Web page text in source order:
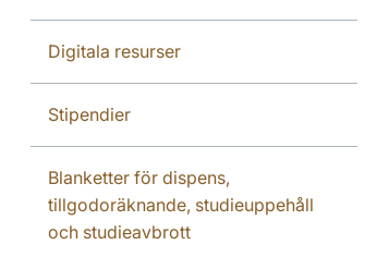
Digitala resurser
Stipendier
Blanketter för dispens,
tillgodoräknande, studieuppehåll
och studieavbrott